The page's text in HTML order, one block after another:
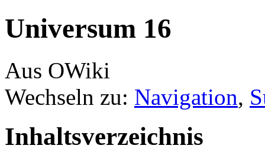
Universum 16
Aus OWiki
Wechseln zu: Navigation,
Inhaltsverzeichnis